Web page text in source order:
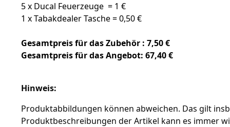
5 x Ducal Feuerzeuge = 1 €
1 x Tabakdealer Tasche = 0,50 €
Gesamtpreis für das Zubehör : 7,50 €
Gesamtpreis für das Angebot: 67,40 €
Hinweis:
Produktabbildungen können abweichen. Das gilt
Produktbeschreibungen der Artikel kann es immer